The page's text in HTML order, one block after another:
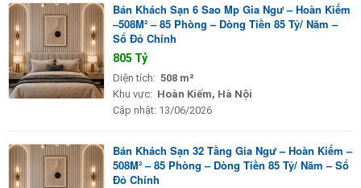
Bán Khách Sạn 6 Sao Mp Gia Ngư – Hoàn Kiếm
–508M² – 85 Phòng – Dòng Tiền 85 Tỷ/ Năm –
Sổ Đỏ Chính
805 Tỷ
Diện tích: 508 m²
Khu vực: Hoàn Kiếm, Hà Nội
Cập nhật: 13/06/2026
Bán Khách Sạn 32 Tầng Gia Ngư – Hoàn Kiếm –
508M² – 85 Phòng – Dòng Tiền 85 Tỷ/ Năm – Sổ
Đỏ Chính